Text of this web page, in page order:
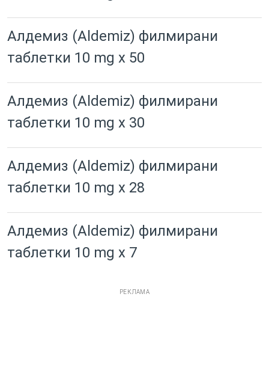
Алдемиз (Aldemiz) филмирани
таблетки 10 mg x 50
Алдемиз (Aldemiz) филмирани
таблетки 10 mg x 30
Алдемиз (Aldemiz) филмирани
таблетки 10 mg x 28
Алдемиз (Aldemiz) филмирани
таблетки 10 mg x 7
РЕКЛАМА